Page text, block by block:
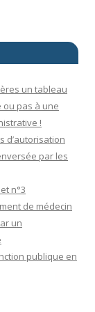
un tableau
ou pas à une
!
d’autorisation
par les
n°3
de médecin
un
publique en